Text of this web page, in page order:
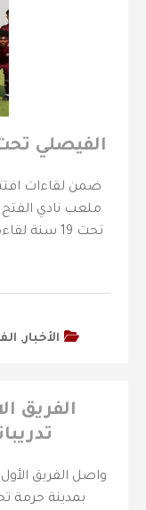
الفيصلي تحت 19 سنة يخسر لقاء
ملعب نادي
تحت 19
الأخبار,
الفريق
واصل الفريق
بمدينة حرمة